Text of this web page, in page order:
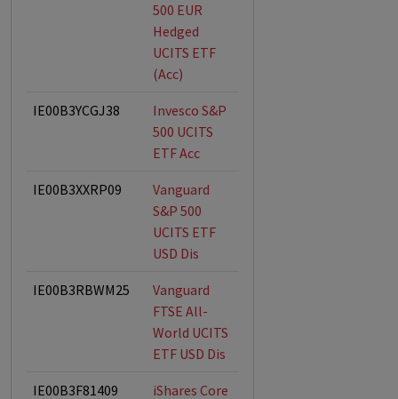
500 EUR
Hedged
UCITS ETF
(Acc)
IE00B3YCGJ38
Invesco S&P
500 UCITS
ETF Acc
IE00B3XXRP09
Vanguard
S&P 500
UCITS ETF
USD Dis
IE00B3RBWM25
Vanguard
FTSE All-
World UCITS
ETF USD Dis
IE00B3F81409
iShares Core